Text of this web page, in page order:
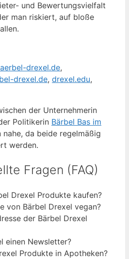
und Bewertungsvielfalt
man riskiert, auf bloße
drexel.de,
drexel.de, drexel.edu,
der Unternehmerin
Politikerin Bärbel Bas im
nahe, da beide regelmäßig
werden.
Fragen (FAQ)
Drexel Produkte kaufen?
von Bärbel Drexel vegan?
der Bärbel Drexel
einen Newsletter?
Produkte in Apotheken?